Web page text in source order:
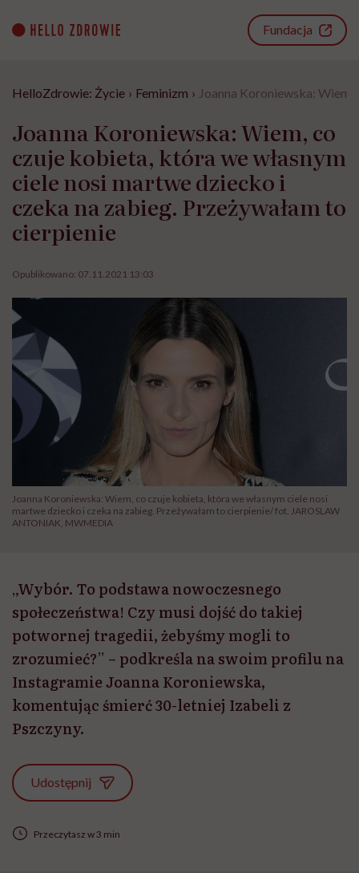
content
Fundacja
HelloZdrowie: Życie › Feminizm › Joanna Koroniewska:
Joanna Koroniewska: Wiem, co
czuje kobieta, która we własnym
ciele nosi martwe dziecko i
czeka na zabieg. Przeżywałam to
cierpienie
Opublikowano: 07.11.2021 13:03
Joanna Koroniewska: Wiem, co czuje kobieta, która we własnym ciele nosi
martwe dziecko i czeka na zabieg. Przeżywałam to cierpienie/ fot. JAROSLAW
ANTONIAK, MWMEDIA
„Wybór. To podstawa nowoczesnego
społeczeństwa! Czy musi dojść do takiej
potwornej tragedii, żebyśmy mogli to
zrozumieć?” – podkreśla na swoim profilu na
Instagramie Joanna Koroniewska,
komentując śmierć 30-letniej Izabeli z
Pszczyny.
Udostępnij
Przeczytasz w 3 min